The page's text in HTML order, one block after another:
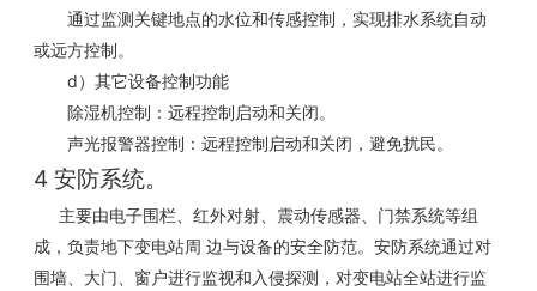
通过监测关键地点的水位和传感控制，实现排水系统自动
或远方控制。
d ）其它设备控制功能
除湿机控制 ：远程控制启动和关闭 。
声光报警器控制：远程控制启动和关闭，避免扰民。
4安防系统。
主要由电子围栏、红外对射、震动传感器、门禁系统等组
成，负责地下变电站周 边与设备的安全防范。安防系统通过对
围墙、大门、窗户进行监视和入侵探测，对变电站全站进行监